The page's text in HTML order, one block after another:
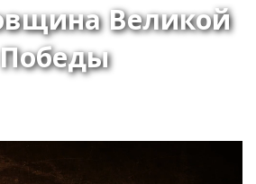
Великой
Победы